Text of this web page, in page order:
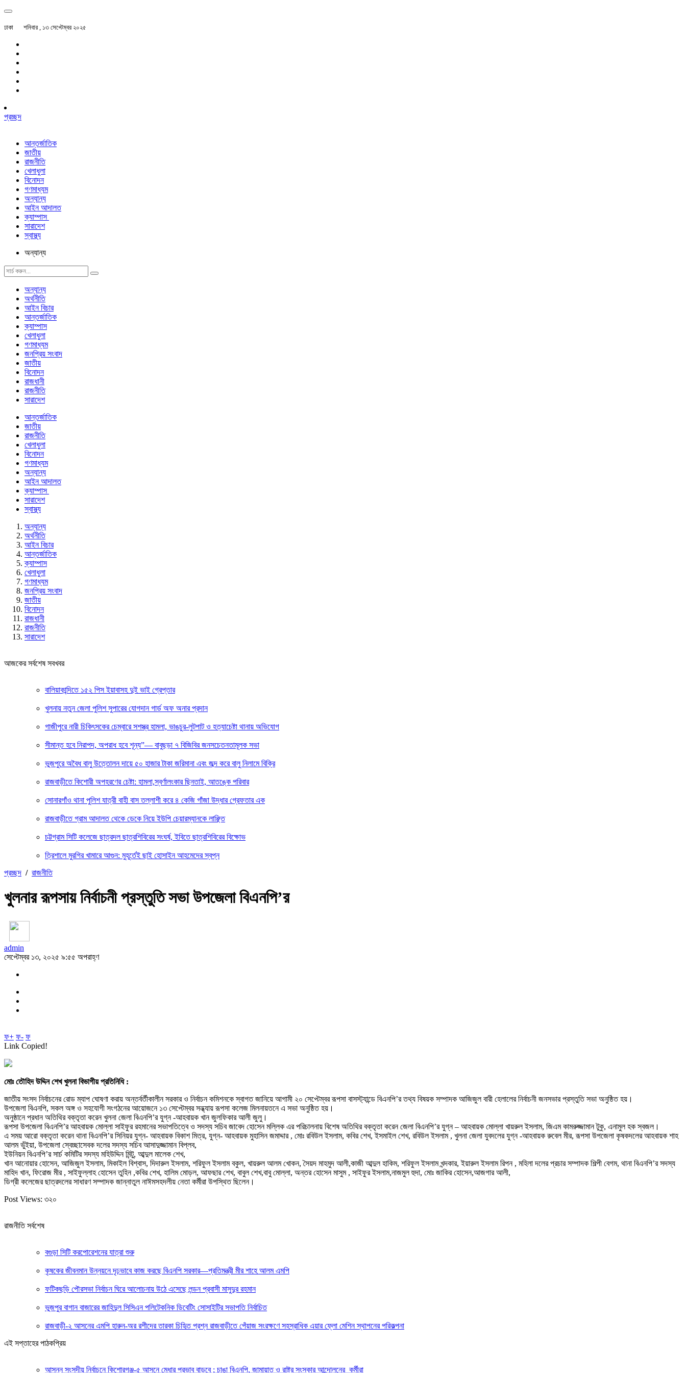
ঢাকা শনিবার , ১৩ সেপ্টেম্বর ২০২৫
প্রচ্ছদ
আন্তর্জাতিক
জাতীয়
রাজনীতি
খেলাধুলা
বিনোদন
গণমাধ্যম
অন্যান্য
আইন আদালত
ক্যাম্পাস
সারাদেশ
স্বাস্থ্য
অন্যান্য
অন্যান্য
অর্থনীতি
আইন বিচার
আন্তর্জাতিক
ক্যাম্পাস
খেলাধুলা
গণমাধ্যম
জনপ্রিয় সংবাদ
জাতীয়
বিনোদন
রাজধানী
রাজনীতি
সারাদেশ
আন্তর্জাতিক
জাতীয়
রাজনীতি
খেলাধুলা
বিনোদন
গণমাধ্যম
অন্যান্য
আইন আদালত
ক্যাম্পাস
সারাদেশ
স্বাস্থ্য
অন্যান্য
অর্থনীতি
আইন বিচার
আন্তর্জাতিক
ক্যাম্পাস
খেলাধুলা
গণমাধ্যম
জনপ্রিয় সংবাদ
জাতীয়
বিনোদন
রাজধানী
রাজনীতি
সারাদেশ
আজকের সর্বশেষ সবখবর
বালিয়াকান্দিতে ১৫২ পিস ইয়াবাসহ দুই ভাই গ্রেপ্তার
খুলনায় নতুন জেলা পুলিশ সুপারের যোগদান গার্ড অফ অনার প্রদান
গাজীপুরে নারী চিকিৎসকের চেম্বারে সশস্ত্র হামলা, ভাঙচুর-লুটপাট ও হত্যাচেষ্টা থানায় অভিযোগ
সীমান্ত হবে নিরাপদ, অপরাধ হবে শূন্য”— বাবুছড়া ৭ বিজিবির জনসচেতনতামূলক সভা
ভুজপুরে অবৈধ বালু উত্তোলন দায়ে ৫০ হাজার টাকা জরিমানা এবং জব্দ করে বালু নিলামে বিক্রি
রাজবাড়ীতে কিশোরী অপহরণের চেষ্টা: হামলা,স্বর্ণালংকার ছিনতাই, আতঙ্কে পরিবার
সোনারগাঁও থানা পুলিশ যাত্রী বাহী বাস তল্লাশী করে ৪ কেজি গাঁজা উদ্ধার গ্রেফতার এক
রাজবাড়ীতে গ্রাম আদালত থেকে ডেকে নিয়ে ইউপি চেয়ারম্যানকে লাঞ্ছিত
চট্টগ্রাম সিটি কলেজে ছাত্রদল ছাত্রশিবিরের সংঘর্ষ, ইবিতে ছাত্রশিবিরের বিক্ষোভ
ত্রিশালে মুরগির খামারে আগুন: মুহূর্তেই ছাই হোসাইন আহমেদের স্বপ্ন
প্রচ্ছদ / রাজনীতি
খুলনার রূপসায় নির্বাচনী প্রস্তুতি সভা উপজেলা বিএনপি’র
admin
সেপ্টেম্বর ১৩, ২০২৫ ৯:৫৫ অপরাহ্ণ
ফ+ ফ- ফ
Link Copied!
মোঃ তৌহিদ উদ্দিন শেখ খুলনা বিভাগীয় প্রতিনিধি :
জাতীয় সংসদ নির্বাচনের রোড ম্যাপ ঘোষণা করায় অন্তর্বর্তীকালীন সরকার ও নির্বাচন কমিশনকে স্বাগত জানিয়ে আগামী ২০ সেপ্টেম্বর রূপসা বাসস্ট্যান্ডে বিএনপি’র তথ্য বিষয়ক সম্পাদক আজিজুল বারী হেলালের নির্বাচনী জনসভার প্রস্তুতি সভা অনুষ্ঠিত হয়।
উপজেলা বিএনপি, সকল অঙ্গ ও সহযোগী সংগঠনের আয়োজনে ১৩ সেপ্টেম্বর সন্ধ্যায় রূপসা কলেজ মিলনায়তনে এ সভা অনুষ্ঠিত হয়।
অনুষ্ঠানে প্রধান অতিথির বক্তৃতা করেন খুলনা জেলা বিএনপি’র যুগ্ন -আহবায়ক খান জুলফিকার আলী জুলু।
রূপসা উপজেলা বিএনপি’র আহবায়ক মোল্লা সাইফুর রহমানের সভাপতিত্বে ও সদস্য সচিব জাবেদ হোসেন মল্লিক এর পরিচালনায় বিশেষ অতিথির বক্তৃতা করেন জেলা বিএনপি’র যুগ্ন – আহবায়ক মোল্লা খায়রুল ইসলাম, জিএম কামরুজ্জামান টুকু, এনামুল হক স্বজল।
এ সময় আরো বক্তৃতা করেন থানা বিএনপি’র সিনিয়র যুগ্ন- আহবায়ক বিকাশ মিত্র, যুগ্ন- আহবায়ক মুহাসিন জমাদ্দার , মোঃ রবিউল ইসলাম, কবির শেখ, ইসমাইল শেখ, রবিউল ইসলাম , খুলনা জেলা যুবদলের যুগ্ন -আহবায়ক রুবেল মীর, রূপসা উপজেলা কৃষকদলের আহবায়ক শাহ
আলম ভুঁইয়া, উপজেলা স্বেচ্ছাসেবক দলের সদস্য সচিব আসাদুজ্জামান বিপ্লব,
ইউনিয়ন বিএনপি’র সার্চ কমিটির সদস্য মহিউদ্দিন মিন্টু, আব্দুল মালেক শেখ,
খান আনোয়ার হোসেন, আজিজুল ইসলাম, মিকাইল বিশ্বাস, দিদারুল ইসলাম, শরিফুল ইসলাম বকুল, খায়রুল আলম খোকন, সৈয়দ মাহমুদ আলী,কাজী আব্দুল হাকিম, শরিফুল ইসলাম খন্দকার, ইয়ারুল ইসলাম রিপন , মহিলা দলের প্রচার সম্পাদক শিল্পী বেগম, থানা বিএনপি’র সদস্য
মাহিদ খান, ফিরোজ মীর , সাইফুল্লাহ হোসেন তুহিন ,কবির শেখ, হালিম মোড়ল, আফছার শেখ, বাবুল শেখ,বাবু মোল্লা, অন্তর হোসেন মাসুম , সাইফুর ইসলাম,নাজমুল হুদা, মোঃ জাকির হোসেন,আজগার আলী,
ডিগ্রী কলেজের ছাত্রদলের সাধারণ সম্পাদক জান্নাতুল নাঈমসহদলীয় নেতা কর্মীরা উপস্থিত ছিলেন।
Post Views: ৩২০
রাজনীতি সর্বশেষ
বগুড়া সিটি করপোরেশনের যাত্রা শুরু
কৃষকের জীবনমান উন্নয়নে দৃঢ়ভাবে কাজ করছে বিএনপি সরকার—প্রতিমন্ত্রী মীর শাহে আলম এমপি
ফটিকছড়ি পৌরসভা নির্বাচন ঘিরে আলোচনায় উঠে এসেছে লন্ডন প্রবাসী মাসুদুর রহমান
ভুজপুর বাগান বাজারের জাহিদুল সিসিএন পলিটেকনিক ডিবেটিং সোসাইটির সভাপতি নির্বাচিত
রাজবাড়ী-২ আসনের এমপি হারুন-অর রশীদের তারকা চিহিৃত প্রশ্ন রাজবাড়ীতে পেঁয়াজ সংরক্ষণে সহস্রাধিক এয়ার ফ্লো মেশিন স্থাপনের পরিকল্পনা
এই সপ্তাহের পাঠকপ্রিয়
আসন্ন সংসদীয় নির্বাচনে কিশোরগঞ্জ-৫ আসনে মেধার প্রভাব বাড়বে ; চাঙা বিএনপি, জামায়াত ও রাষ্ট্র সংস্কার আন্দোলনের কর্মীরা